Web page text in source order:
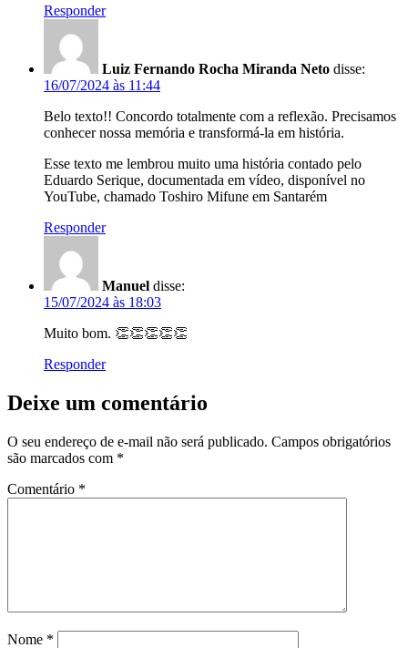
Responder
Luiz Fernando Rocha Miranda Neto disse:
16/07/2024 às 11:44
Belo texto!! Concordo totalmente com a reflexão. Precisamos
conhecer nossa memória e transformá-la em história.
Esse texto me lembrou muito uma história contado pelo
Eduardo Serique, documentada em vídeo, disponível no
YouTube, chamado Toshiro Mifune em Santarém
Responder
Manuel disse:
15/07/2024 às 18:03
Muito bom. 👏👏👏👏👏
Responder
Deixe um comentário
O seu endereço de e-mail não será publicado. Campos obrigatórios
são marcados com *
Comentário *
Nome *